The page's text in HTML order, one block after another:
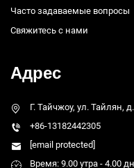
Часто задаваемые вопросы
Свяжитесь с нами
Адрес
Г. Тайчжоу, ул. Тайлян,
+86-13182442305
[email protected]
Время: 9.00 утра - 4.00